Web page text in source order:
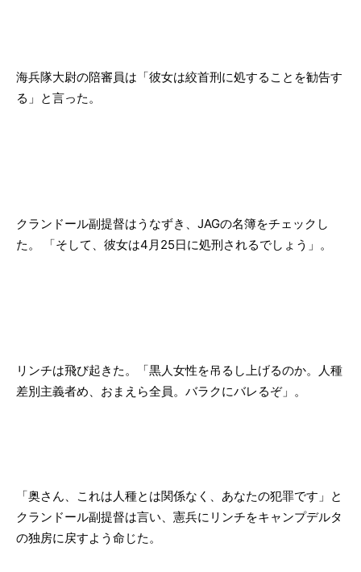
海兵隊大尉の陪審員は「彼女は絞首刑に処することを勧告す
る」と言った。
クランドール副提督はうなずき、JAGの名簿をチェックし
た。 「そして、彼女は4月25日に処刑されるでしょう」。
リンチは飛び起きた。「黒人女性を吊るし上げるのか。人種
差別主義者め、おまえら全員。バラクにバレるぞ」。
「奥さん、これは人種とは関係なく、あなたの犯罪です」と
クランドール副提督は言い、憲兵にリンチをキャンプデルタ
の独房に戻すよう命じた。